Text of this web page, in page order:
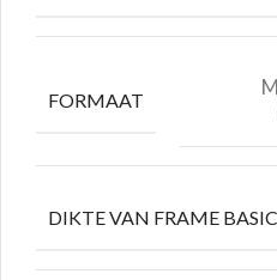
FORMAAT
DIKTE VAN FRAME BASIC